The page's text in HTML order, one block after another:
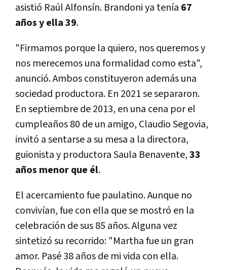
asistió Raúl Alfonsín. Brandoni ya tenía 67
años y ella 39.
"Firmamos porque la quiero, nos queremos y
nos merecemos una formalidad como esta",
anunció. Ambos constituyeron además una
sociedad productora. En 2021 se separaron.
En septiembre de 2013, en una cena por el
cumpleaños 80 de un amigo, Claudio Segovia,
invitó a sentarse a su mesa a la directora,
guionista y productora Saula Benavente,33
años menor que él.
El acercamiento fue paulatino. Aunque no
convivían, fue con ella que se mostró en la
celebración de sus 85 años. Alguna vez
sintetizó su recorrido: "Martha fue un gran
amor. Pasé 38 años de mi vida con ella.